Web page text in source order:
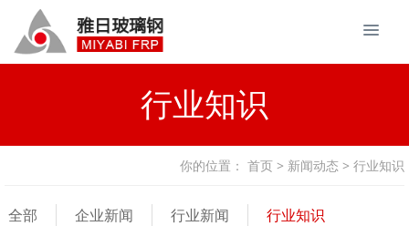
行业知识
你的位置： 首页 > 新闻动态 > 行业知识
全部 企业新闻 行业新闻
行业知识